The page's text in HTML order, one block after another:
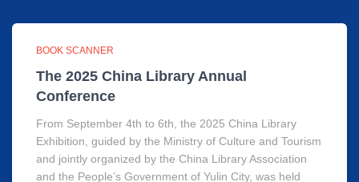
BOOK SCANNER
The 2025 China Library Annual
Conference
From September 4th to 6th, the 2025 China Library
Exhibition, guided by the Ministry of Culture and Tourism
and jointly organized by the China Library Association
and the People’s Government of Yulin City, was held